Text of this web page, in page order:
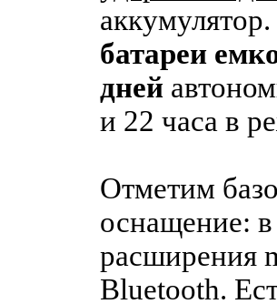
батареи
дней
и 22 часа в
Отметим
оснащение:
расширения
Bluetooth.